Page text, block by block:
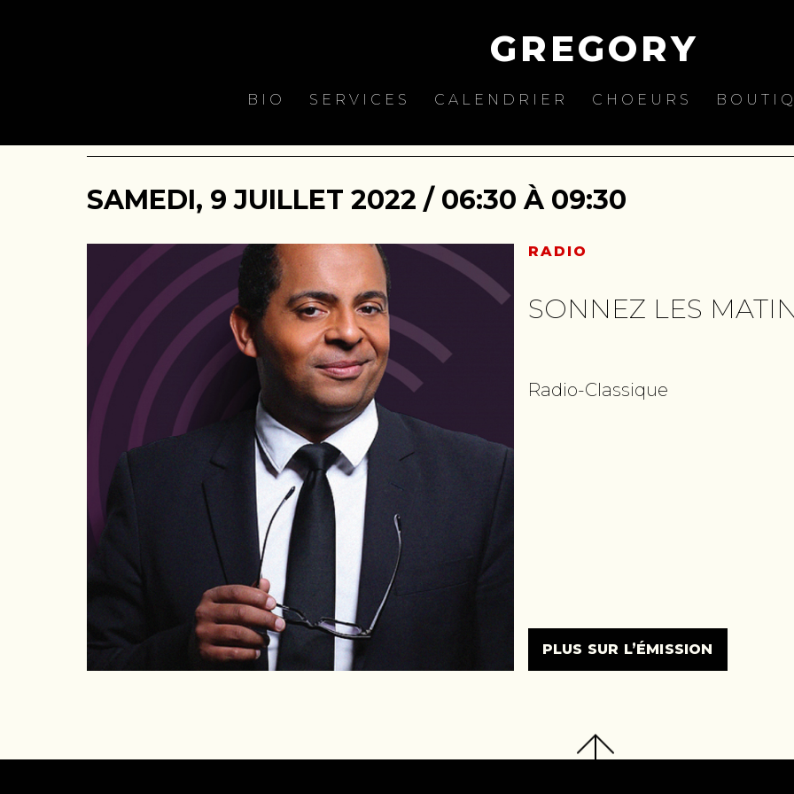
GREGORY
BIO SERVICES CALENDRIER CHOEURS
SAMEDI, 9 JUILLET 2022 / 06:30 À 09:30
RADIO
SONNEZ LES
Radio-Classique
PLUS SUR L’ÉMISSION